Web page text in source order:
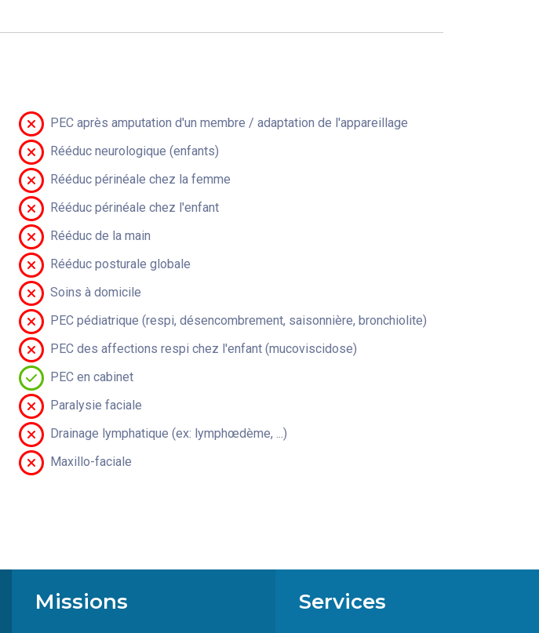
PEC après amputation d'un membre / adaptation de l'appareillage
Rééduc neurologique (enfants)
Rééduc périnéale chez la femme
Rééduc périnéale chez l'enfant
Rééduc de la main
Rééduc posturale globale
Soins à domicile
PEC pédiatrique (respi, désencombrement, saisonnière, bronchiolite)
PEC des affections respi chez l'enfant (mucoviscidose)
PEC en cabinet
Paralysie faciale
Drainage lymphatique (ex: lymphœdème, ...)
Maxillo-faciale
Missions Services